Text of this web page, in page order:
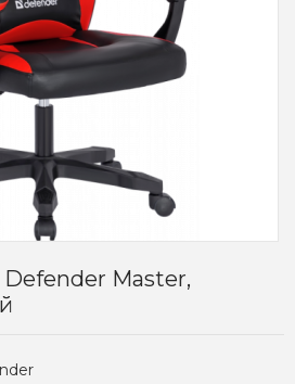
Master,